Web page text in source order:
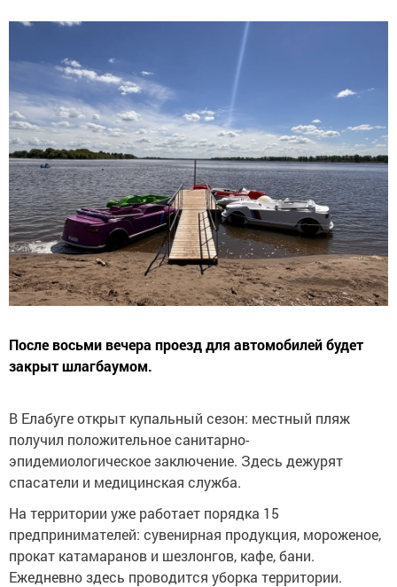
После восьми вечера проезд для автомобилей будет
закрыт шлагбаумом.
В Елабуге открыт купальный сезон: местный пляж
получил положительное санитарно-
эпидемиологическое заключение. Здесь дежурят
спасатели и медицинская служба.
На территории уже работает порядка 15
предпринимателей: сувенирная продукция, мороженое,
прокат катамаранов и шезлонгов, кафе, бани.
Ежедневно здесь проводится уборка территории.